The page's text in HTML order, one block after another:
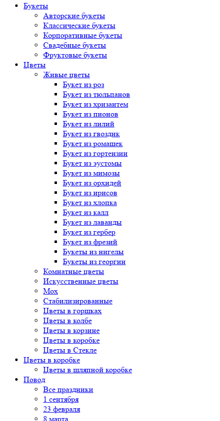
Букеты
Авторские букеты
Классические букеты
Корпоративные букеты
Свадебные букеты
Фруктовые букеты
Цветы
Живые цветы
Букет из роз
Букет из тюльпанов
Букет из хризантем
Букет из пионов
Букет из лилий
Букет из гвоздик
Букет из ромашек
Букет из гортензии
Букет из эустомы
Букет из мимозы
Букет из орхидей
Букет из ирисов
Букет из хлопка
Букет из калл
Букет из лаванды
Букет из гербер
Букет из фрезий
Букеты из нигелы
Букеты из георгин
Комнатные цветы
Искусственные цветы
Мох
Стабилизированные
Цветы в горшках
Цветы в колбе
Цветы в корзине
Цветы в коробке
Цветы в Стекле
Цветы в коробке
Цветы в шляпной коробке
Повод
Все праздники
1 сентября
23 февраля
8 марта